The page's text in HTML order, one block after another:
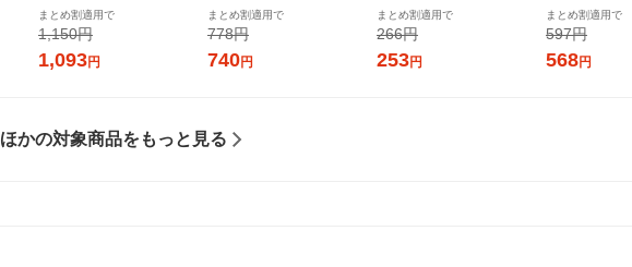
き 1セット（1個×2）オリオ
ンジャコー
まとめ割適用で
1,150円
1,093円
まとめ割適用で
778円
740円
（1個×2）キッコーマン 紙
パック
まとめ割適用で
266円
253円
ぱぱっと野菜
ー 180g 1個
ル
まとめ割適用で
597円
568円
ほかの対象商品をもっと見る